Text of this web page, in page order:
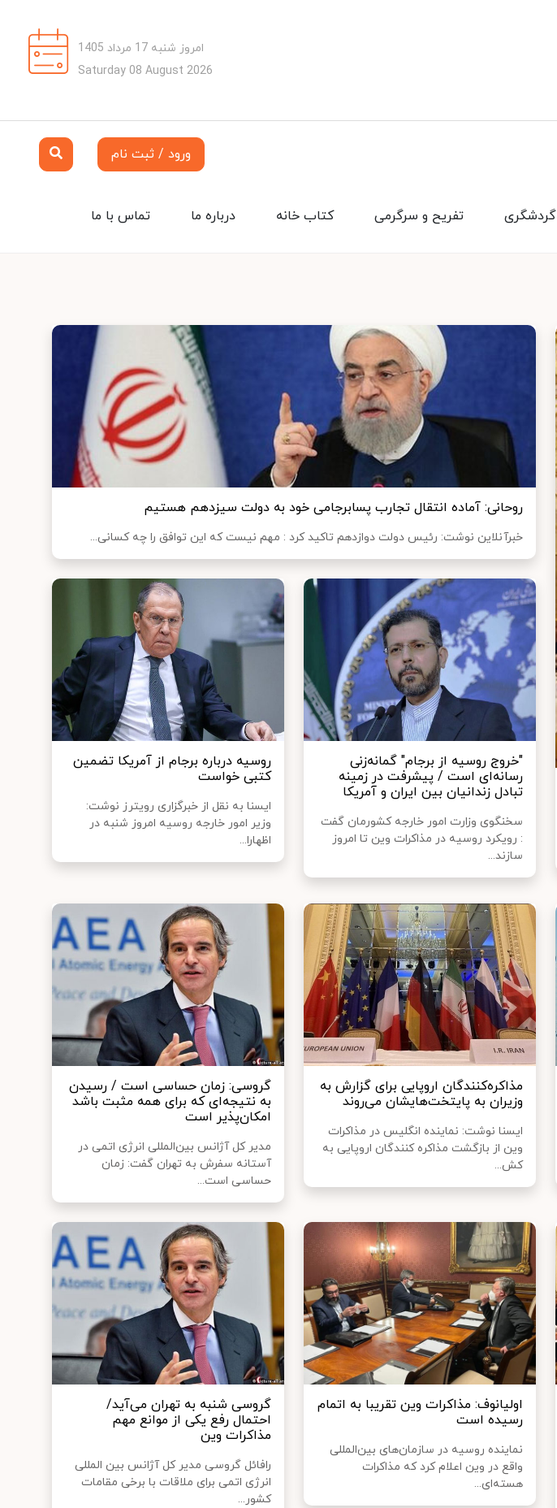
امروز شنبه 17 مرداد 1405
Saturday 08 August 2026
ورود / ثبت نام
تماس با ما درباره ما کتاب خانه تفریح و سرگرمی گردشگری
روحانی: آماده انتقال تجارب پسابرجامی خود به دولت سیزدهم هستیم
خبرآنلاین نوشت: رئیس دولت دوازدهم تاکید کرد : مهم نیست که این توافق را چه کسانی...
"خروج روسیه از برجام" گمانه‌زنی
رسانه‌ای است / پیشرفت در زمینه
تبادل زندانیان بین ایران و آمریکا
سخنگوی وزارت امور خارجه کشورمان گفت
: رویکرد روسیه در مذاکرات وین تا امروز
سازند...
روسیه درباره برجام از آمریکا تضمین
کتبی خواست
ایسنا به نقل از خبرگزاری رویترز نوشت:
وزیر امور خارجه روسیه امروز شنبه در
اظهارا...
مذاکره‌کنندگان اروپایی برای گزارش به
وزیران به پایتخت‌هایشان می‌روند
ایسنا نوشت: نماینده انگلیس در مذاکرات
وین از بازگشت مذاکره کنندگان اروپایی به
کش...
گروسی: زمان حساسی است / رسیدن
به نتیجه‌ای که برای همه مثبت‌ باشد
امکان‌پذیر است
مدیر کل آژانس بین‌المللی انرژی اتمی در
آستانه سفرش به تهران گفت: زمان
حساسی است...
اولیانوف: مذاکرات وین تقریبا به اتمام
رسیده است
نماینده روسیه در سازمان‌های بین‌المللی
واقع در وین اعلام کرد که مذاکرات
هسته‌ای...
گروسی شنبه به تهران می‌آید/
احتمال رفع یکی از موانع مهم
مذاکرات وین
رافائل گروسی مدیر کل آژانس بین المللی
انرژی اتمی برای ملاقات با برخی مقامات
کشور...